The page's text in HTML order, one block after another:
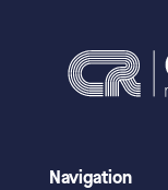
Navigation